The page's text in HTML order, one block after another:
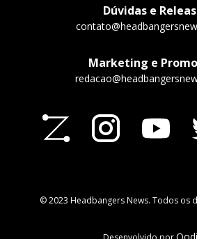
Dúvidas e
Marketing e
© 2023 Headbangers News. Todos os